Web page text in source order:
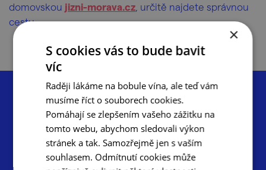
domovskou jizni-morava.cz , určitě najdete správnou
cestu.
Centrála cestovního ruchu – Jižní Morava, z.s.p.o.
Radnická 2, 602 00 Brno
×
S cookies vás to bude bavit
víc
Raději lákáme na bobule vína, ale teď vám
musíme říct o souborech cookies.
Pomáhají se zlepšením vašeho zážitku na
tomto webu, abychom sledovali výkon
stránek a tak. Samozřejmě jen s vaším
souhlasem. Odmítnutí cookies může